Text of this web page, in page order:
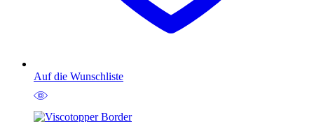
Auf die Wunschliste